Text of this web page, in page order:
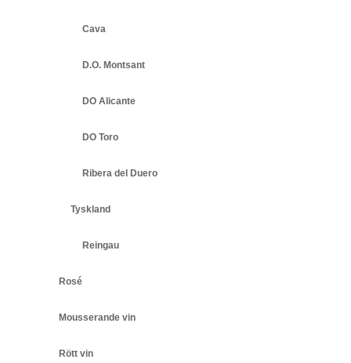
Cava
D.O. Montsant
DO Alicante
DO Toro
Ribera del Duero
Tyskland
Reingau
Rosé
Mousserande vin
Rött vin